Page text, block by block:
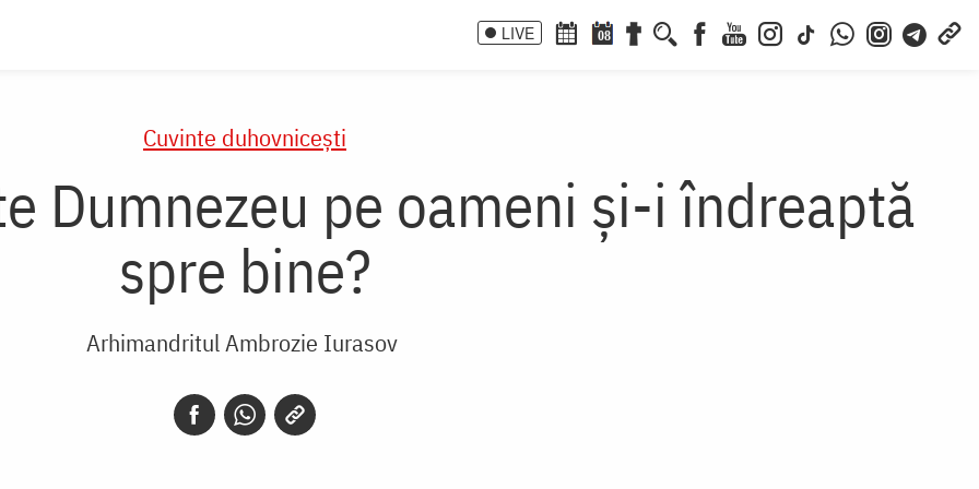
LIVE 08
Cuvinte duhovnicești
Dumnezeu pe oameni și-i îndreaptă
spre bine?
Arhimandritul Ambrozie Iurasov